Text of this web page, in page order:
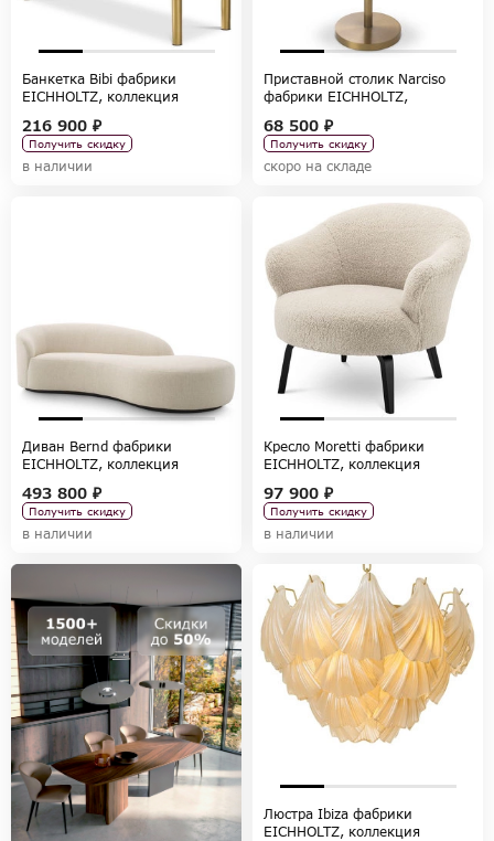
Банкетка Bibi фабрики
EICHHOLTZ, коллекция
216 900 ₽
Получить скидку
в наличии
Приставной столик Narciso
фабрики EICHHOLTZ,
68 500 ₽
Получить скидку
скоро на складе
Диван Bernd фабрики
EICHHOLTZ, коллекция
493 800 ₽
Получить скидку
в наличии
Кресло Moretti фабрики
EICHHOLTZ, коллекция
97 900 ₽
Получить скидку
в наличии
Люстра Ibiza фабрики
EICHHOLTZ, коллекция